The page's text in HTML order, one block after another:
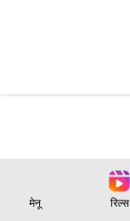
मेनू रिल्स